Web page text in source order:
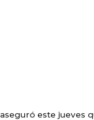
aseguró este jueves